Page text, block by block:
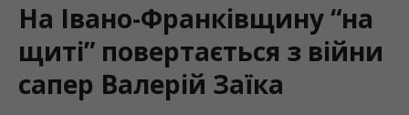
На Івано-Франківщину “на
щиті” повертається з війни
сапер Валерій Заїка